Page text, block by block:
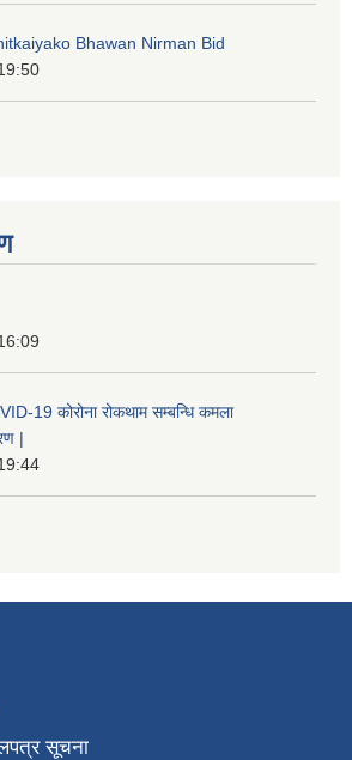
Bhawan Nirman Bid
19 कोरोना रोकथाम सम्बन्धि कमला
|
सूचना